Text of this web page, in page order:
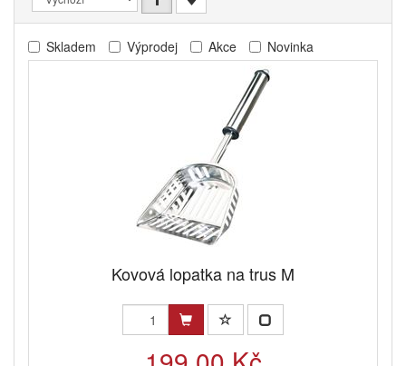
Skladem Výprodej Akce Novinka
Kovová lopatka na trus M